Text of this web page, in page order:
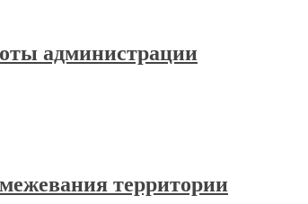
администрации
территории